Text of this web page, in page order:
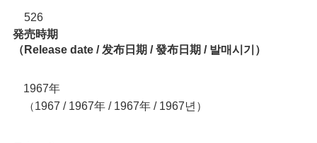
526
発売時期
（Release date / 发布日期 / 發布日期 / 발매시기）
1967年
（1967 / 1967年 / 1967年 / 1967년）